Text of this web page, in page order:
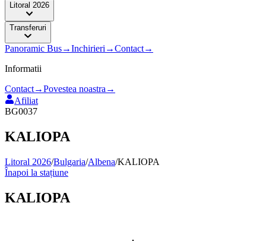
Litoral 2026
Transferuri
Panoramic Bus→Inchirieri →Contact→
Informatii
Contact→Povestea noastra →
Afiliat
BG0037
KALIOPA
Litoral 2026/Bulgaria/Albena/KALIOPA
Înapoi la stațiune
KALIOPA